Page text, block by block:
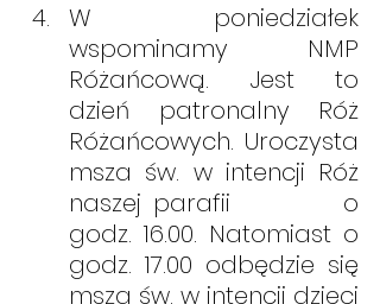
W poniedziałek
wspominamy NMP
Różańcową. Jest to
dzień patronalny Róż
Różańcowych. Uroczysta
msza św. w intencji Róż
naszej parafii          o
godz. 16.00. Natomiast o
godz. 17.00 odbędzie się
msza św. w intencji dzieci